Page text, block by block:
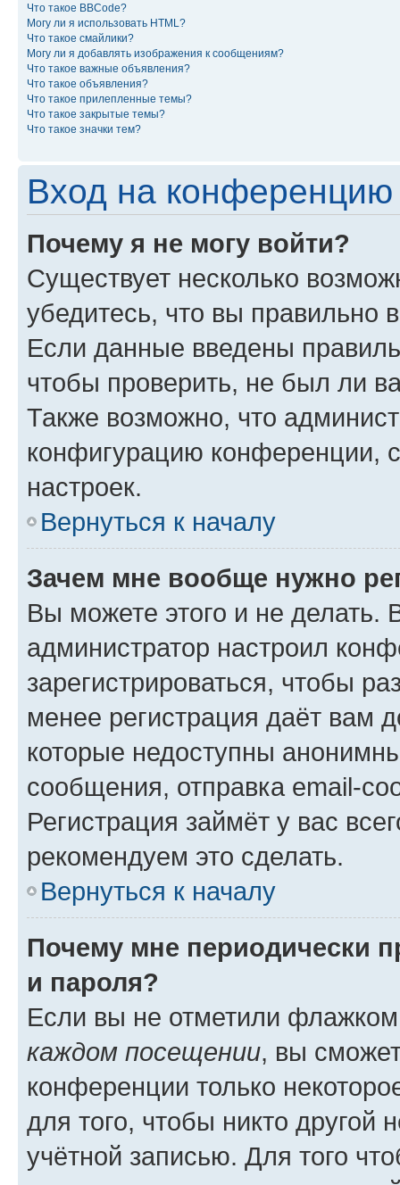
Что такое BBCode?
Могу ли я использовать HTML?
Что такое смайлики?
Могу ли я добавлять изображения к сообщениям?
Что такое важные объявления?
Что такое объявления?
Что такое прилепленные темы?
Что такое закрытые темы?
Что такое значки тем?
Вход на конференцию
Почему я не могу войти?
Существует несколько
убедитесь, что вы правильно
Если данные введены
чтобы проверить, не был ли
Также возможно, что
конфигурацию конференции,
настроек.
Вернуться к началу
Зачем мне вообще нужно
Вы можете этого и не делать.
администратор настроил
зарегистрироваться, чтобы
менее регистрация даёт вам
которые недоступны
сообщения, отправка email-
Регистрация займёт у вас
рекомендуем это сделать.
Вернуться к началу
Почему мне периодически
и пароля?
Если вы не отметили
каждом посещении, вы
конференции только
для того, чтобы никто другой
учётной записью. Для того